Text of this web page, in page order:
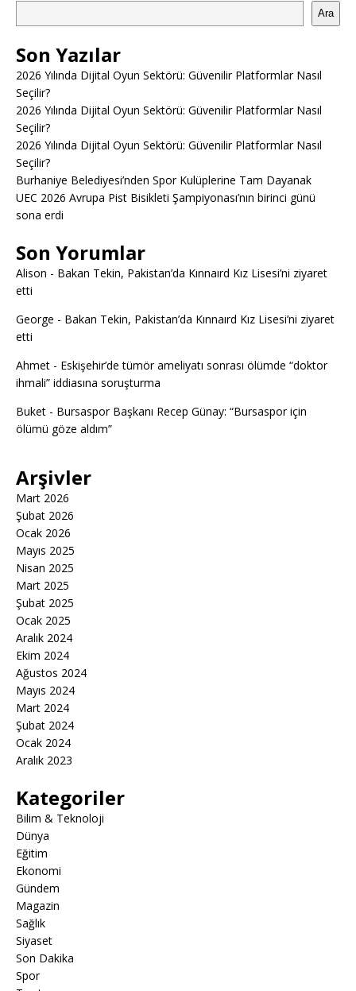
Ara
Son Yazılar
2026 Yılında Dijital Oyun Sektörü: Güvenilir Platformlar Nasıl
Seçilir?
2026 Yılında Dijital Oyun Sektörü: Güvenilir Platformlar Nasıl
Seçilir?
2026 Yılında Dijital Oyun Sektörü: Güvenilir Platformlar Nasıl
Seçilir?
Burhaniye Belediyesi’nden Spor Kulüplerine Tam Dayanak
UEC 2026 Avrupa Pist Bisikleti Şampiyonası’nın birinci günü
sona erdi
Son Yorumlar
Alison - Bakan Tekin, Pakistan’da Kınnaırd Kız Lisesi’ni ziyaret
etti
George - Bakan Tekin, Pakistan’da Kınnaırd Kız Lisesi’ni ziyaret
etti
Ahmet - Eskişehir’de tümör ameliyatı sonrası ölümde “doktor
ihmali” iddiasına soruşturma
Buket - Bursaspor Başkanı Recep Günay: “Bursaspor için
ölümü göze aldım”
Arşivler
Mart 2026
Şubat 2026
Ocak 2026
Mayıs 2025
Nisan 2025
Mart 2025
Şubat 2025
Ocak 2025
Aralık 2024
Ekim 2024
Ağustos 2024
Mayıs 2024
Mart 2024
Şubat 2024
Ocak 2024
Aralık 2023
Kategoriler
Bilim & Teknoloji
Dünya
Eğitim
Ekonomi
Gündem
Magazin
Sağlık
Siyaset
Son Dakika
Spor